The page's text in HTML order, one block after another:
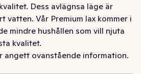
Dess avlägnsa läge är
vatten. Vår Premium lax kommer i
mindre hushållen som vill njuta
kvalitet.
angett ovanstående information.